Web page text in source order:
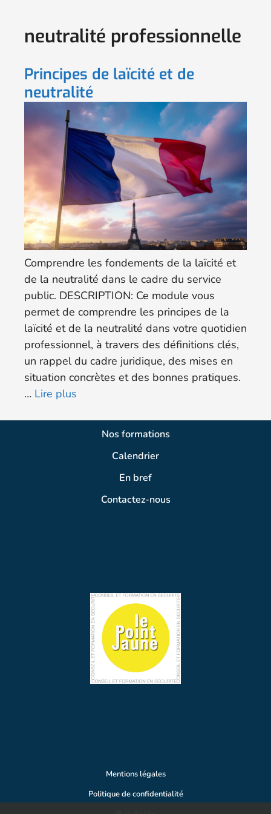
neutralité professionnelle
Principes de laïcité et de
neutralité
Comprendre les fondements de la laïcité et
de la neutralité dans le cadre du service
public. DESCRIPTION: Ce module vous
permet de comprendre les principes de la
laïcité et de la neutralité dans votre quotidien
professionnel, à travers des définitions clés,
un rappel du cadre juridique, des mises en
situation concrètes et des bonnes pratiques.
… Lire plus
Nos formations
Calendrier
En bref
Contactez-nous
Mentions légales
Politique de confidentialité